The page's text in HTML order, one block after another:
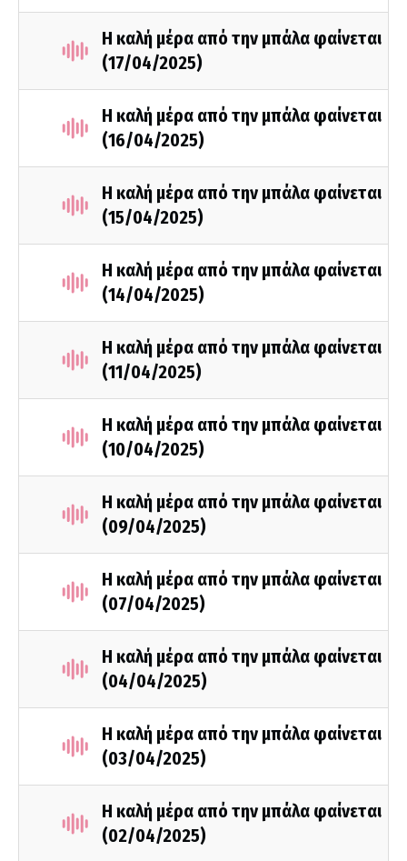
Η καλή μέρα από την μπάλα φαίνεται
(17/04/2025)
Η καλή μέρα από την μπάλα φαίνεται
(16/04/2025)
Η καλή μέρα από την μπάλα φαίνεται
(15/04/2025)
Η καλή μέρα από την μπάλα φαίνεται
(14/04/2025)
Η καλή μέρα από την μπάλα φαίνεται
(11/04/2025)
Η καλή μέρα από την μπάλα φαίνεται
(10/04/2025)
Η καλή μέρα από την μπάλα φαίνεται
(09/04/2025)
Η καλή μέρα από την μπάλα φαίνεται
(07/04/2025)
Η καλή μέρα από την μπάλα φαίνεται
(04/04/2025)
Η καλή μέρα από την μπάλα φαίνεται
(03/04/2025)
Η καλή μέρα από την μπάλα φαίνεται
(02/04/2025)